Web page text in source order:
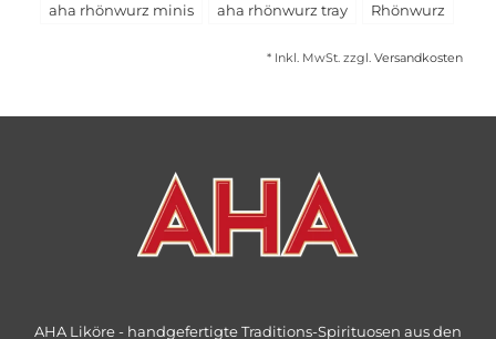
aha rhönwurz minis aha rhönwurz tray Rhönwurz
* Inkl. MwSt. zzgl. Versandkosten
AHA Liköre - handgefertigte Traditions-Spirituosen aus den